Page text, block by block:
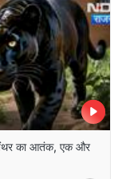
का आतंक, एक और